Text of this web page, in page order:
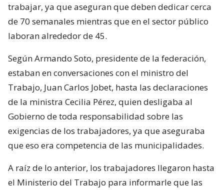
trabajar, ya que aseguran que deben dedicar cerca
de 70 semanales mientras que en el sector público
laboran alrededor de 45.
Según Armando Soto, presidente de la federación,
estaban en conversaciones con el ministro del
Trabajo, Juan Carlos Jobet, hasta las declaraciones
de la ministra Cecilia Pérez, quien desligaba al
Gobierno de toda responsabilidad sobre las
exigencias de los trabajadores, ya que aseguraba
que eso era competencia de las municipalidades.
A raíz de lo anterior, los trabajadores llegaron hasta
el Ministerio del Trabajo para informarle que las